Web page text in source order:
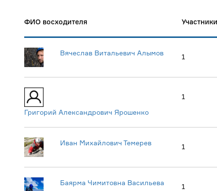
ФИО восходителя Участники
Вячеслав Витальевич Алымов 1
Григорий Александрович Ярошенко
1
Иван Михайлович Темерев 1
Баярма Чимитовна Васильева 1